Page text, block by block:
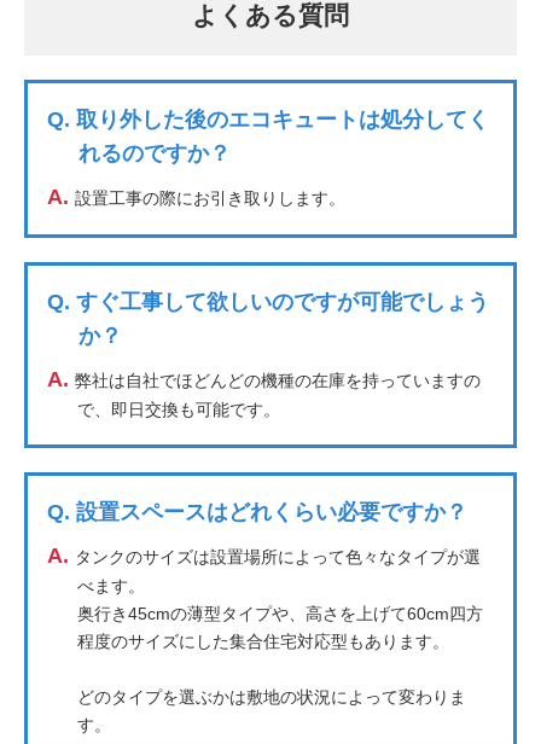
よくある質問
Q. 取り外した後のエコキュートは処分してく
れるのですか？
A. 設置工事の際にお引き取りします。
Q. すぐ工事して欲しいのですが可能でしょう
か？
A. 弊社は自社でほどんどの機種の在庫を持っていますの
で、即日交換も可能です。
Q. 設置スペースはどれくらい必要ですか？
A. タンクのサイズは設置場所によって色々なタイプが選
べます。
奥行き45cmの薄型タイプや、高さを上げて60cm四方
程度のサイズにした集合住宅対応型もあります。
どのタイプを選ぶかは敷地の状況によって変わりま
す。